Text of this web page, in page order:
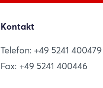
Kontakt
Telefon: +49 5241 400479
Fax: +49 5241 400446